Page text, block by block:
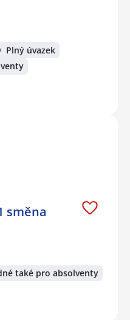
Plný úvazek
směna
také pro absolventy